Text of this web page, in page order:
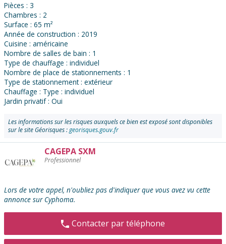
Pièces : 3
Chambres : 2
Surface : 65 m²
Année de construction : 2019
Cuisine : américaine
Nombre de salles de bain : 1
Type de chauffage : individuel
Nombre de place de stationnements : 1
Type de stationnement : extérieur
Chauffage : Type : individuel
Jardin privatif : Oui
Les informations sur les risques auxquels ce bien est exposé sont disponibles
sur le site Géorisques :georisques.gouv.fr
l'annonceur
CAGEPA SXM
Professionnel
Lors de votre appel, n'oubliez pas d'indiquer que vous avez vu cette
annonce sur Cyphoma.
Contacter par téléphone